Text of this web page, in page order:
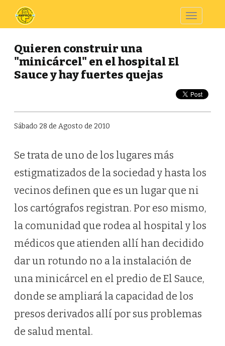
Toggle
Quieren construir una
"minicárcel" en el hospital El
Sauce y hay fuertes quejas
Sábado 28 de Agosto de 2010
Se trata de uno de los lugares más
estigmatizados de la sociedad y hasta los
vecinos definen que es un lugar que ni
los cartógrafos registran. Por eso mismo,
la comunidad que rodea al hospital y los
médicos que atienden allí han decidido
dar un rotundo no a la instalación de
una minicárcel en el predio de El Sauce,
donde se ampliará la capacidad de los
presos derivados allí por sus problemas
de salud mental.